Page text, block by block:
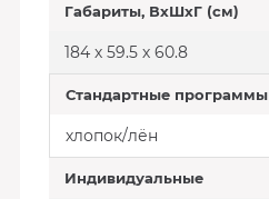
Габариты, ВхШхГ (см)
184 х 59.5 х 60.8
Стандартные программы
хлопок/лён
Индивидуальные